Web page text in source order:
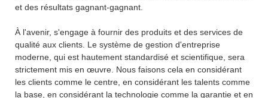
et des résultats gagnant-gagnant.
À l'avenir, s'engage à fournir des produits et des services de
qualité aux clients. Le système de gestion d'entreprise
moderne, qui est hautement standardisé et scientifique, sera
strictement mis en œuvre. Nous faisons cela en considérant
les clients comme le centre, en considérant les talents comme
la base, en considérant la technologie comme la garantie et en